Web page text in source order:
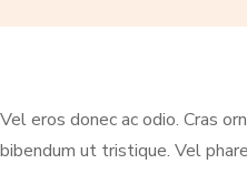
Vel eros donec ac odio. Cras
bibendum ut tristique. Vel